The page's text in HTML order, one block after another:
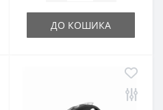
ДО КОШИКА